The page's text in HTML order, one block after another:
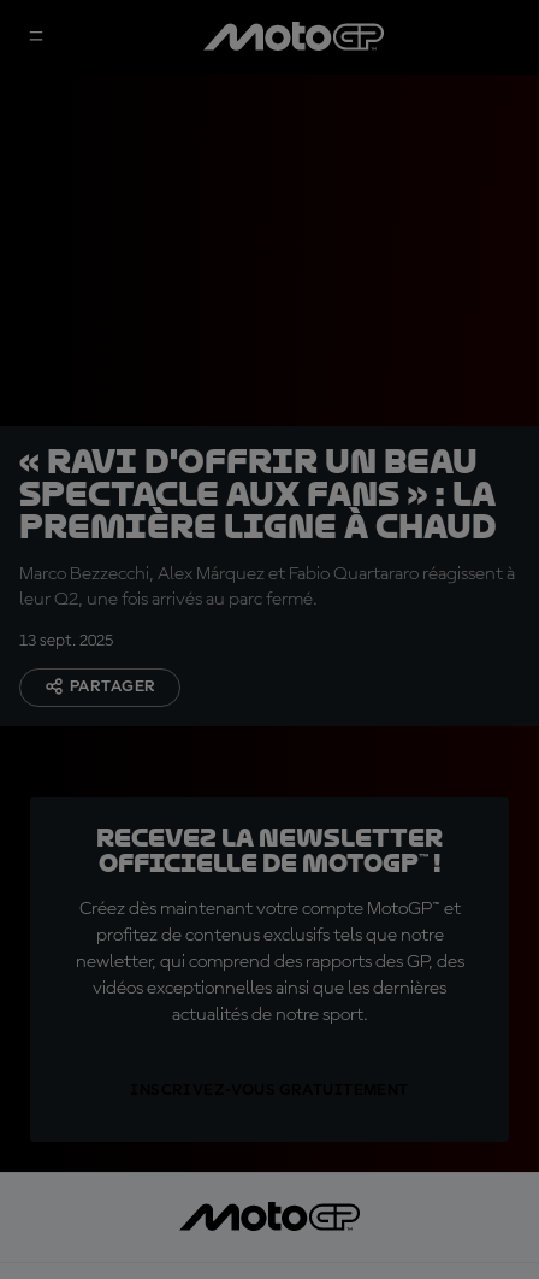
« Ravi d'offrir un beau
spectacle aux fans » : la
première ligne à chaud
Marco Bezzecchi, Alex Márquez et Fabio Quartararo réagissent à
leur Q2, une fois arrivés au parc fermé.
13 sept. 2025
PARTAGER
Recevez la Newsletter
officielle de MotoGP™ !
Créez dès maintenant votre compte MotoGP™ et
profitez de contenus exclusifs tels que notre
newletter, qui comprend des rapports des GP, des
vidéos exceptionnelles ainsi que les dernières
actualités de notre sport.